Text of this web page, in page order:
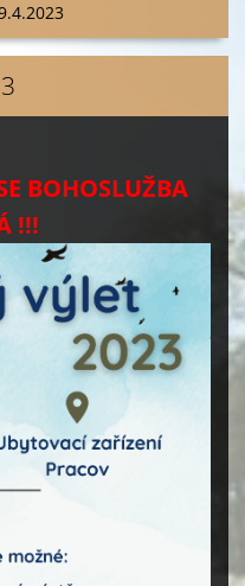
BOHOSLUŽBA
!!!